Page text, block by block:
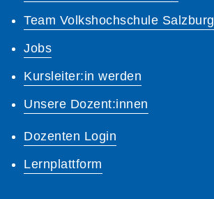
Team Volkshochschule Salzburg
Jobs
Kursleiter:in werden
Unsere Dozent:innen
Dozenten Login
Lernplattform